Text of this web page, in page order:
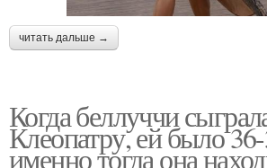
читать дальше →
Когда беллуччи
Клеопатру, ей было
именно тогда она